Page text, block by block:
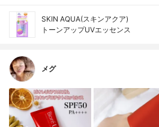
SKIN AQUA(スキンアクア)
トーンアップUVエッセンス
メグ